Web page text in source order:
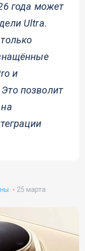
года может
Ultra.
и
позволит
25 марта